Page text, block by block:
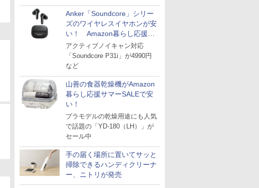
Anker「Soundcore」シリー
ズのワイヤレスイヤホンが安
い！ Amazon暮らし応援サ
マーSALE
アクティブノイキャン対応
「Soundcore P31i」が4990円
など
山善の食器乾燥機がAmazon
暮らし応援サマーSALEで安
い！
プラモデルの乾燥用途にも人気
で話題の「YD-180（LH）」が
セール中
手の届く場所に置いてサッと
掃除できるハンディクリーナ
ー、ニトリが発売